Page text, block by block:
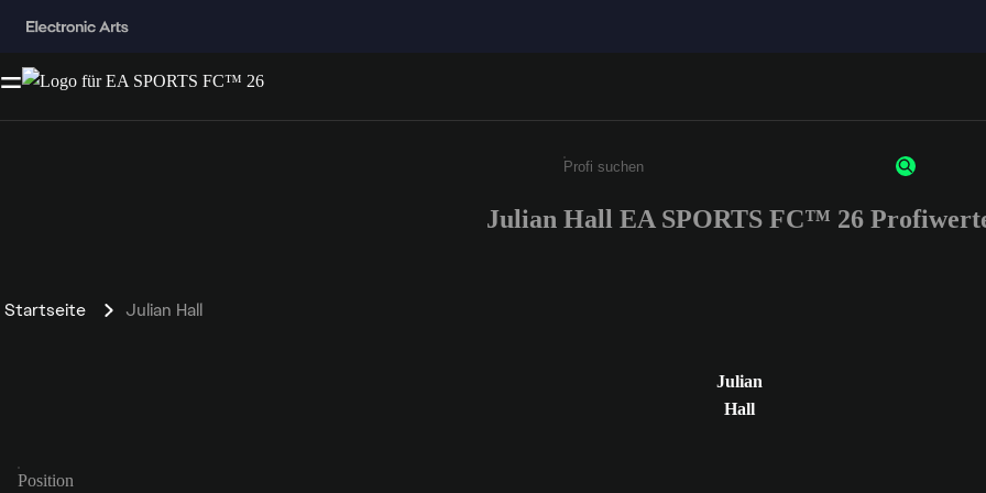
Gib mindestens 3 Zeichen oder Ziffern ein
Julian Hall EA SPORTS FC™ 26
Startseite Julian Hall
Julian
Hall
Position